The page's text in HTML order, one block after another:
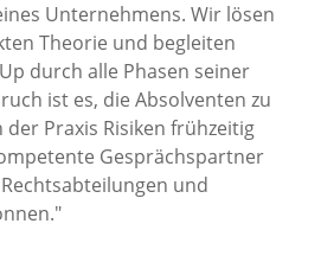
Unternehmens. Wir lösen
Theorie und begleiten
durch alle Phasen seiner
ist es, die Absolventen zu
Praxis Risiken frühzeitig
Gesprächspartner
und